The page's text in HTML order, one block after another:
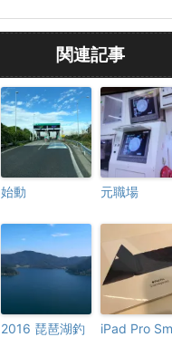
関連記事
始動 元職場
2016 琵琶湖釣
iPad Pro